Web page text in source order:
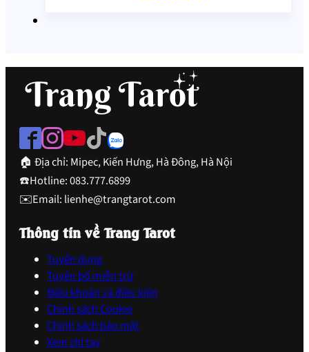
🏠 Địa chỉ: Mipec, Kiến Hưng, Hà Đông, Hà Nội
☎️Hotline: 083.777.6899
✉️Email: lienhe@trangtarot.com
Thông tin về Trang Tarot
Tuyển dụng
Tuyên bố miễn trừ
Điều khoản và điều kiện
Chính sách Cookie
Chính sách bảo mật
Xem chỉ tay